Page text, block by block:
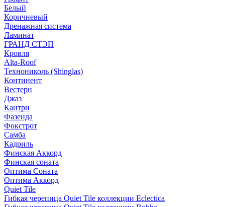
Белый
Коричневый
Дренажная система
Ламинат
ГРАНД СТЭП
Кровля
Alta-Roof
Технониколь (Shinglas)
Континент
Вестерн
Джаз
Кантри
Фазенда
Фокстрот
Самба
Кадриль
Финская Аккорд
Финская соната
Оптима Соната
Оптима Аккорд
Quiet Tile
Гибкая черепица Quiet Tile коллекции Eclectica